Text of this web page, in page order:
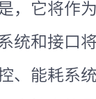
，它将作
统和接口
、能耗系